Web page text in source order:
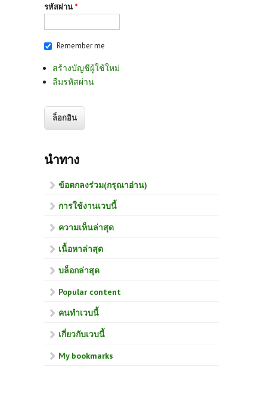
รหัสผ่าน *
Remember me
สร้างบัญชีผู้ใช้ใหม่
ลืมรหัสผ่าน
นำทาง
ข้อตกลงร่วม(กรุณาอ่าน)
การใช้งานเวบนี้
ความเห็นล่าสุด
เนื้อหาล่าสุด
บล็อกล่าสุด
Popular content
คนทำเวบนี้
เกี่ยวกับเวบนี้
My bookmarks